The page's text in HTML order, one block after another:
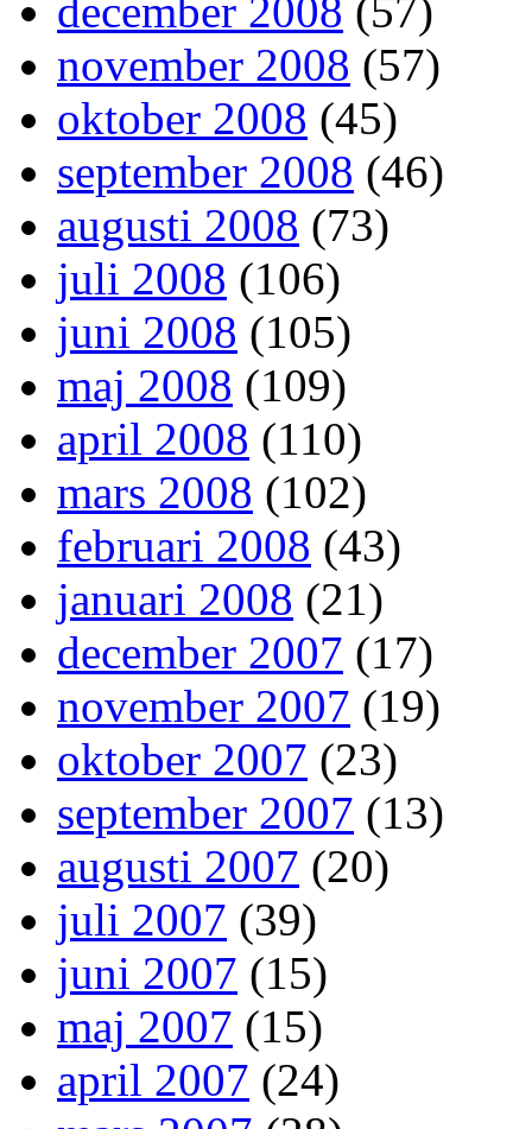
december 2008 (57)
november 2008 (57)
oktober 2008 (45)
september 2008 (46)
augusti 2008 (73)
juli 2008 (106)
juni 2008 (105)
maj 2008 (109)
april 2008 (110)
mars 2008 (102)
februari 2008 (43)
januari 2008 (21)
december 2007 (17)
november 2007 (19)
oktober 2007 (23)
september 2007 (13)
augusti 2007 (20)
juli 2007 (39)
juni 2007 (15)
maj 2007 (15)
april 2007 (24)